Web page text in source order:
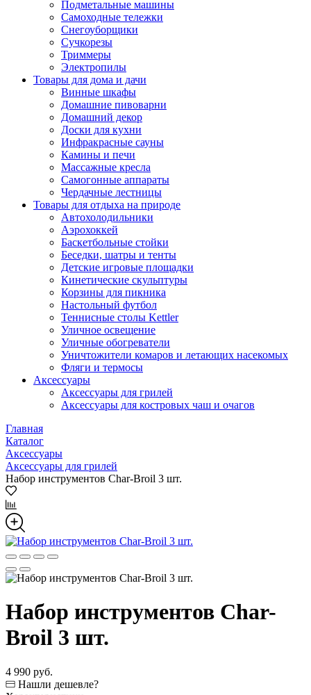
Подметальные машины
Самоходные тележки
Снегоуборщики
Сучкорезы
Триммеры
Электропилы
Товары для дома и дачи
Винные шкафы
Домашние пивоварни
Домашний декор
Доски для кухни
Инфракрасные сауны
Камины и печи
Массажные кресла
Самогонные аппараты
Чердачные лестницы
Товары для отдыха на природе
Автохолодильники
Аэрохоккей
Баскетбольные стойки
Беседки, шатры и тенты
Детские игровые площадки
Кинетические скульптуры
Корзины для пикника
Настольный футбол
Теннисные столы Kettler
Уличное освещение
Уличные обогреватели
Уничтожители комаров и летающих насекомых
Фляги и термосы
Аксессуары
Аксессуары для грилей
Аксессуары для костровых чаш и очагов
Главная
Каталог
Аксессуары
Аксессуары для грилей
Набор инструментов Char-Broil 3 шт.
Набор инструментов Char-
Broil 3 шт.
4 990 руб.
Нашли дешевле?